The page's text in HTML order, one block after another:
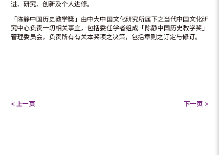
进、研究、创新及个人进修。
「陈静中国历史教学奬」由中大中国文化研究所属下之当代中国文化研
究中心负责一切相关事宜，包括委任学者组成「陈静中国历史教学奖」
管理委员会，负责所有有关本奖项之决策，包括章则之订定与修订。
< 上一页 下一页 >